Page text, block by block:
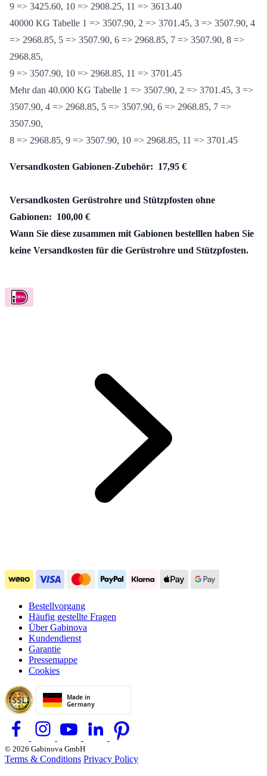
2908.25,
9 => 3425.60, 10 => 2908.25, 11 => 3613.40
40000 KG Tabelle 1 => 3507.90, 2 => 3701.45, 3 => 3507.90, 4
=> 2968.85, 5 => 3507.90, 6 => 2968.85, 7 => 3507.90, 8 =>
2968.85,
9 => 3507.90, 10 => 2968.85, 11 => 3701.45
Mehr dan 40.000 KG Tabelle 1 => 3507.90, 2 => 3701.45, 3 =>
3507.90, 4 => 2968.85, 5 => 3507.90, 6 => 2968.85, 7 =>
3507.90,
Versandkosten Gerüstrohre und Stützpfosten ohne
Gabionen: 100,00 €
Wann Sie diese zusammen mit Gabionen bestelllen haben Sie
Bestellvorgang
Häufig gestellte Fragen
Über Gabinova
Kundendienst
Garantie
Pressemappe
Cookies
© 2026 Gabinova GmbH